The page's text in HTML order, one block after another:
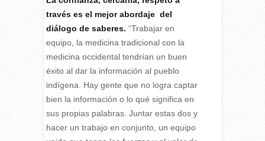
través es el mejor abordaje del
diálogo de saberes. “Trabajar en
equipo, la medicina tradicional con la
medicina occidental tendrían un buen
éxito al dar la información al pueblo
indígena. Hay gente que no logra captar
bien la información o lo qué significa en
sus propias palabras. Juntar estas dos y
hacer un trabajo en conjunto, un equipo